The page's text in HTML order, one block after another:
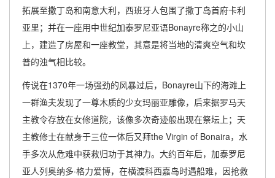
拓展至撒丁岛和南意大利，西班牙人包围了撒丁岛首府卡利
亚里；并在一座用中世纪加泰罗尼亚语Bonayre称之的小山
上，建造了房屋和一座教堂，其意是将当地的清爽空气和坎
普的浊气相比较。
传说在1370年一场强劲的风暴过后，Bonayre山下的海滩上
一群渔夫发现了一尊木质的少女玛丽亚雕像，后来据罗马天
主教令存放在女修道院，该像多次奇迹般出现在祭坛上；天
主教修士在献身于三位一体后又拜the Virgin of Bonaira，水
手多次从危难中获救归功于其神力。大约百年后，加泰罗尼
亚人列奥纳多·格力爱博，在横渡科西嘉岛时遇船难，因抢救